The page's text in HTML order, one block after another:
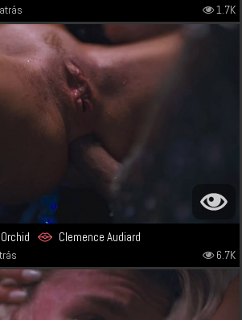
1.7K
Clemence Audiard
6.7K